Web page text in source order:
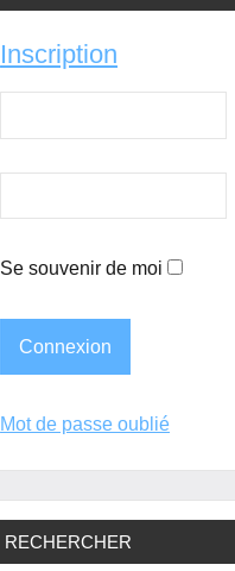
Inscription
Se souvenir de moi
Mot de passe oublié
RECHERCHER